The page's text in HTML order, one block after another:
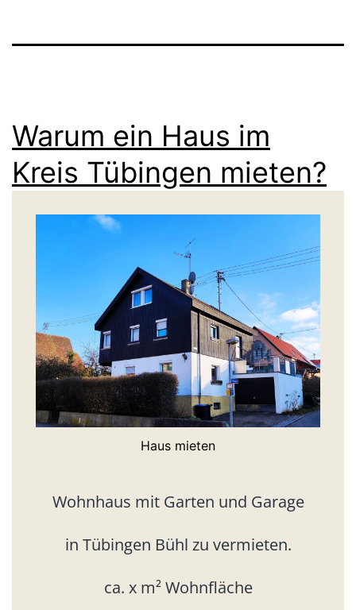
Warum ein Haus im
Kreis Tübingen mieten?
Haus mieten
Wohnhaus mit Garten und Garage
in Tübingen Bühl zu vermieten.
ca. x m² Wohnfläche